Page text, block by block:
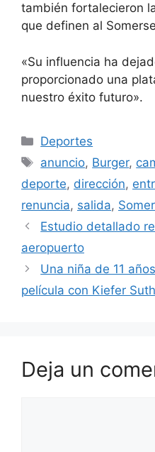
también fortalecieron
que definen al
«Su influencia ha
proporcionado una
nuestro éxito futuro».
Categorías
Deportes
Etiquetas
anuncio, Burger,
deporte, dirección,
renuncia, salida,
Estudio detallado
aeropuerto
Una niña de 11
película con Kiefer
Deja un